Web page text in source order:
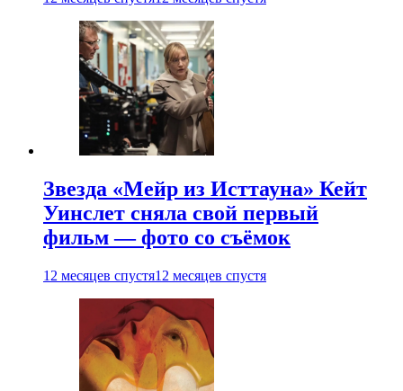
Звезда «Мейр из Исттауна» Кейт
Уинслет сняла свой первый
фильм — фото со съёмок
12 месяцев спустя12 месяцев спустя